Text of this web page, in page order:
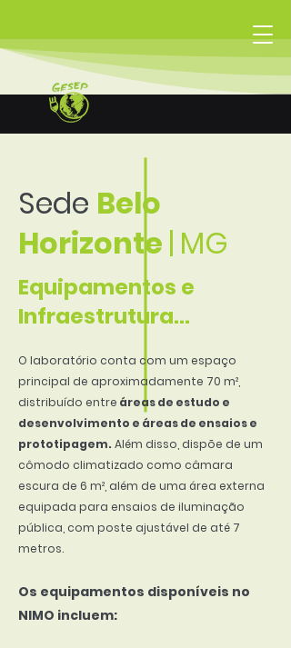
Sede Belo
Horizonte | MG
Equipamentos e
Infraestrutura...
O laboratório conta com um espaço
principal de aproximadamente 70 m²,
distribuído entre áreas de estudo e
desenvolvimento e áreas de ensaios e
prototipagem. Além disso, dispõe de um
cômodo climatizado como câmara
escura de 6 m², além de uma área externa
equipada para ensaios de iluminação
pública, com poste ajustável de até 7
metros.
Os equipamentos disponíveis no
NIMO incluem: